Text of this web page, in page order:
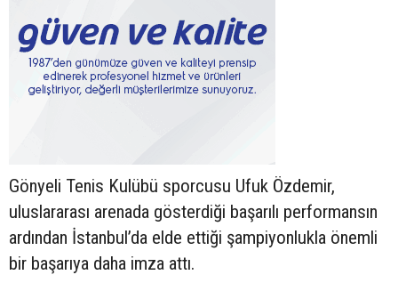
Gönyeli Tenis Kulübü sporcusu Ufuk Özdemir,
uluslararası arenada gösterdiği başarılı performansın
ardından İstanbul’da elde ettiği şampiyonlukla önemli
bir başarıya daha imza attı.